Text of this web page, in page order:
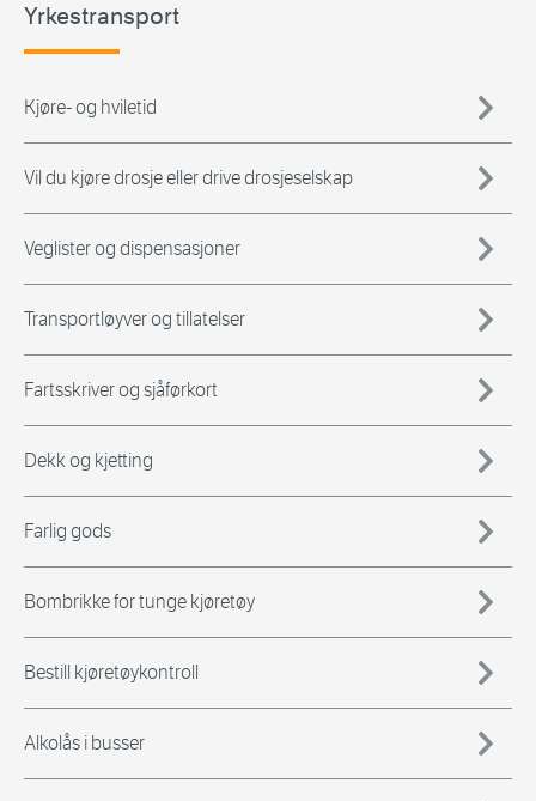
Yrkestransport
Kjøre- og hviletid
Vil du kjøre drosje eller drive drosjeselskap
Veglister og dispensasjoner
Transportløyver og tillatelser
Fartsskriver og sjåførkort
Dekk og kjetting
Farlig gods
Bombrikke for tunge kjøretøy
Bestill kjøretøykontroll
Alkolås i busser